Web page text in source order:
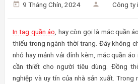
9 Tháng Chín, 2024 Công ty
In tag quần áo , hay còn gọi là mác quần
thiếu trong ngành thời trang. Đây không
nhỏ hay mảnh vải đính kèm, mác quần
cần thiết cho người tiêu dùng. Đồng
nghiệp và uy tín của nhà sản xuất.